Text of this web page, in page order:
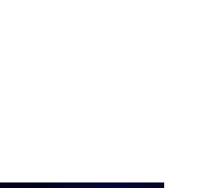
위 벗어나도 즉시대응"
개발
위원 구속 기소